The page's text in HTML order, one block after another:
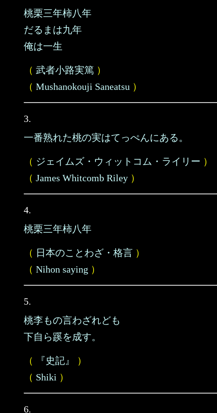
桃栗三年柿八年
だるまは九年
俺は一生
（ 武者小路実篤 ）
（ Mushanokouji Saneatsu ）
3.
一番熟れた桃の実はてっぺんにある。
（ ジェイムズ・ウィットコム・ライリー ）
（ James Whitcomb Riley ）
4.
桃栗三年柿八年
（ 日本のことわざ・格言 ）
（ Nihon saying ）
5.
桃李もの言わざれども
下自ら蹊を成す。
（ 『史記』
）
（ Shiki ）
6.